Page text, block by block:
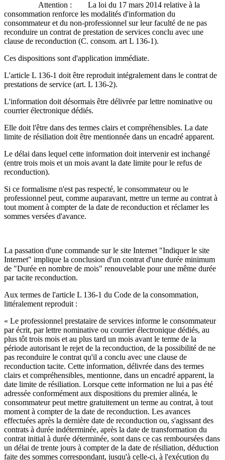
Attention : La loi du 17 mars 2014 relative à la
consommation renforce les modalités d'information du
consommateur et du non-professionnel sur leur faculté de ne pas
reconduire un contrat de prestation de services conclu avec une
clause de reconduction (C. consom. art L 136-1).
Ces dispositions sont d'application immédiate.
L'article L 136-1 doit être reproduit intégralement dans le contrat de
prestations de service (art. L 136-2).
L'information doit désormais être délivrée par lettre nominative ou
courrier électronique dédiés.
Elle doit l'être dans des termes clairs et compréhensibles. La date
limite de résiliation doit être mentionnée dans un encadré apparent.
Le délai dans lequel cette information doit intervenir est inchangé
(entre trois mois et un mois avant la date limite pour le refus de
reconduction).
Si ce formalisme n'est pas respecté, le consommateur ou le
professionnel peut, comme auparavant, mettre un terme au contrat à
tout moment à compter de la date de reconduction et réclamer les
sommes versées d'avance.
La passation d'une commande sur le site Internet "Indiquer le site
Internet" implique la conclusion d'un contrat d'une durée minimum
de "Durée en nombre de mois" renouvelable pour une même durée
par tacite reconduction.
Aux termes de l'article L 136-1 du Code de la consommation,
littéralement reproduit :
« Le professionnel prestataire de services informe le consommateur
par écrit, par lettre nominative ou courrier électronique dédiés, au
plus tôt trois mois et au plus tard un mois avant le terme de la
période autorisant le rejet de la reconduction, de la possibilité de ne
pas reconduire le contrat qu'il a conclu avec une clause de
reconduction tacite. Cette information, délivrée dans des termes
clairs et compréhensibles, mentionne, dans un encadré apparent, la
date limite de résiliation. Lorsque cette information ne lui a pas été
adressée conformément aux dispositions du premier alinéa, le
consommateur peut mettre gratuitement un terme au contrat, à tout
moment à compter de la date de reconduction. Les avances
effectuées après la dernière date de reconduction ou, s'agissant des
contrats à durée indéterminée, après la date de transformation du
contrat initial à durée déterminée, sont dans ce cas remboursées dans
un délai de trente jours à compter de la date de résiliation, déduction
faite des sommes correspondant, jusqu'à celle-ci, à l'exécution du